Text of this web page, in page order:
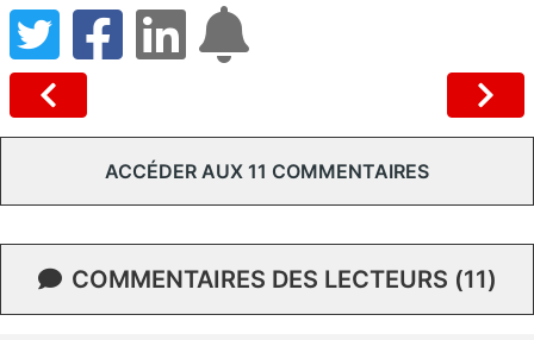
ACCÉDER AUX 11 COMMENTAIRES
COMMENTAIRES DES LECTEURS (11)